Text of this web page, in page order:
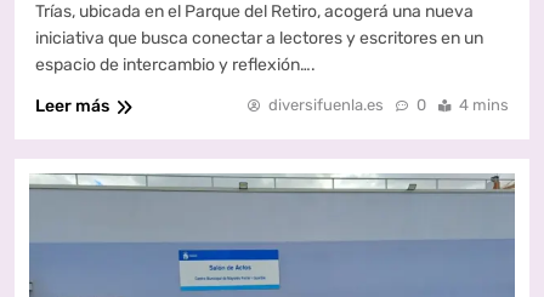
Trías, ubicada en el Parque del Retiro, acogerá una nueva
iniciativa que busca conectar a lectores y escritores en un
espacio de intercambio y reflexión….
Leer más
diversifuenla.es 0 4 mins